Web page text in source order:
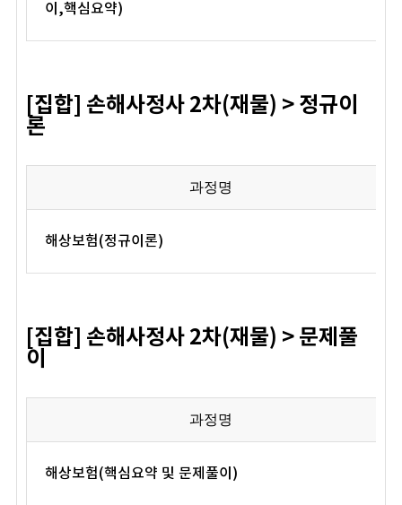
이,핵심요약)
[집합] 손해사정사 2차(재물) > 정규이
론
과정명
해상보험(정규이론)
[집합] 손해사정사 2차(재물) > 문제풀
이
과정명
해상보험(핵심요약 및 문제풀이)